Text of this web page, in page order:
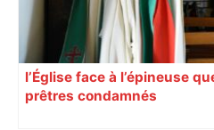
l’Église face à l’épineuse
prêtres condamnés